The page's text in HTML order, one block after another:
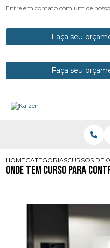
Entre em contato com um de
Faça seu
Faça seu
HOMECATEGORIASCURSOS DE
Onde Tem Curso para